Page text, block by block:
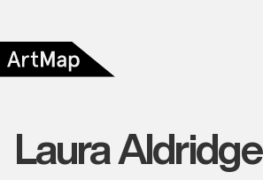
Laura Aldridge